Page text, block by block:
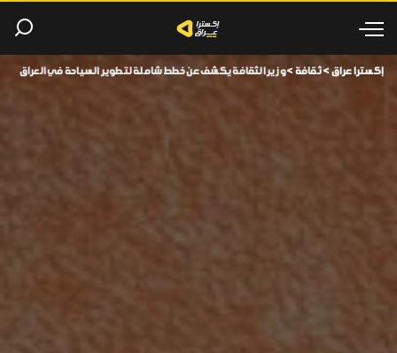
إكسترا عراق >ثقافة >وزير الثقافة يكشف عن خطط شاملة لتطوير السياحة في العراق